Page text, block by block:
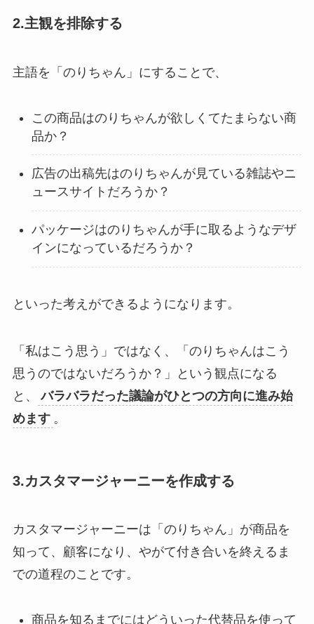
2.主観を排除する
主語を「のりちゃん」にすることで、
この商品はのりちゃんが欲しくてたまらない商
品か？
広告の出稿先はのりちゃんが見ている雑誌やニ
ュースサイトだろうか？
パッケージはのりちゃんが手に取るようなデザ
インになっているだろうか？
といった考えができるようになります。
「私はこう思う」ではなく、「のりちゃんはこう
思うのではないだろうか？」という観点になる
と、
バラバラだった議論がひとつの方向に進み始
めます 。
3.カスタマージャーニーを作成する
カスタマージャーニーは「のりちゃん」が商品を
知って、顧客になり、やがて付き合いを終えるま
での道程のことです。
商品を知るまでにはどういった代替品を使って